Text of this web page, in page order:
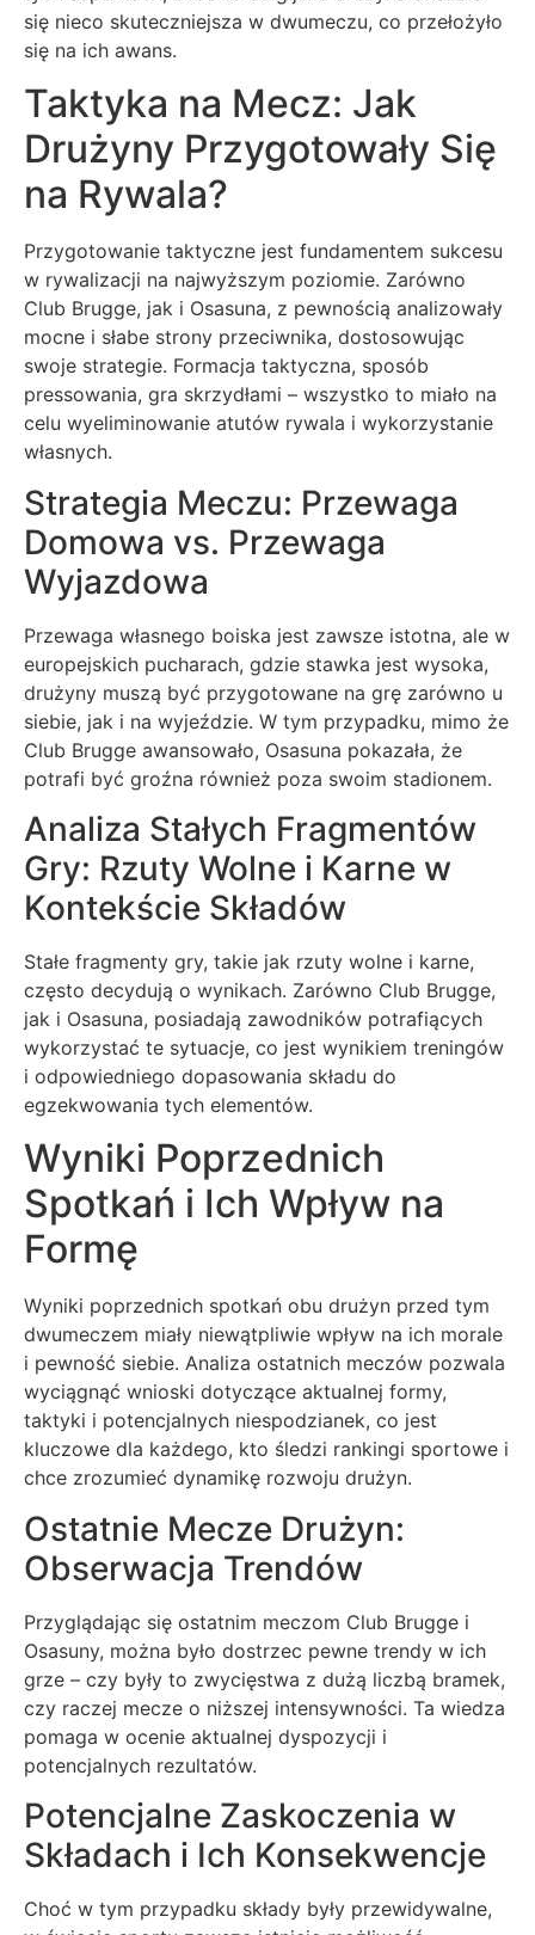
się nieco skuteczniejsza w dwumeczu, co przełożyło
się na ich awans.
Taktyka na Mecz: Jak
Drużyny Przygotowały Się
na Rywala?
Przygotowanie taktyczne jest fundamentem sukcesu
w rywalizacji na najwyższym poziomie. Zarówno
Club Brugge, jak i Osasuna, z pewnością analizowały
mocne i słabe strony przeciwnika, dostosowując
swoje strategie. Formacja taktyczna, sposób
pressowania, gra skrzydłami – wszystko to miało na
celu wyeliminowanie atutów rywala i wykorzystanie
własnych.
Strategia Meczu: Przewaga
Domowa vs. Przewaga
Wyjazdowa
Przewaga własnego boiska jest zawsze istotna, ale w
europejskich pucharach, gdzie stawka jest wysoka,
drużyny muszą być przygotowane na grę zarówno u
siebie, jak i na wyjeździe. W tym przypadku, mimo że
Club Brugge awansowało, Osasuna pokazała, że
potrafi być groźna również poza swoim stadionem.
Analiza Stałych Fragmentów
Gry: Rzuty Wolne i Karne w
Kontekście Składów
Stałe fragmenty gry, takie jak rzuty wolne i karne,
często decydują o wynikach. Zarówno Club Brugge,
jak i Osasuna, posiadają zawodników potrafiących
wykorzystać te sytuacje, co jest wynikiem treningów
i odpowiedniego dopasowania składu do
egzekwowania tych elementów.
Wyniki Poprzednich
Spotkań i Ich Wpływ na
Formę
Wyniki poprzednich spotkań obu drużyn przed tym
dwumeczem miały niewątpliwie wpływ na ich morale
i pewność siebie. Analiza ostatnich meczów pozwala
wyciągnąć wnioski dotyczące aktualnej formy,
taktyki i potencjalnych niespodzianek, co jest
kluczowe dla każdego, kto śledzi rankingi sportowe i
chce zrozumieć dynamikę rozwoju drużyn.
Ostatnie Mecze Drużyn:
Obserwacja Trendów
Przyglądając się ostatnim meczom Club Brugge i
Osasuny, można było dostrzec pewne trendy w ich
grze – czy były to zwycięstwa z dużą liczbą bramek,
czy raczej mecze o niższej intensywności. Ta wiedza
pomaga w ocenie aktualnej dyspozycji i
potencjalnych rezultatów.
Potencjalne Zaskoczenia w
Składach i Ich Konsekwencje
Choć w tym przypadku składy były przewidywalne,